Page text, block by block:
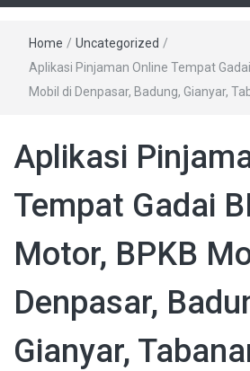
Home / Uncategorized /
Aplikasi Pinjaman Online Tempat
Mobil di Denpasar, Badung, Gianyar,
Aplikasi
Tempat Gadai
Motor, BPKB
Denpasar,
Gianyar,